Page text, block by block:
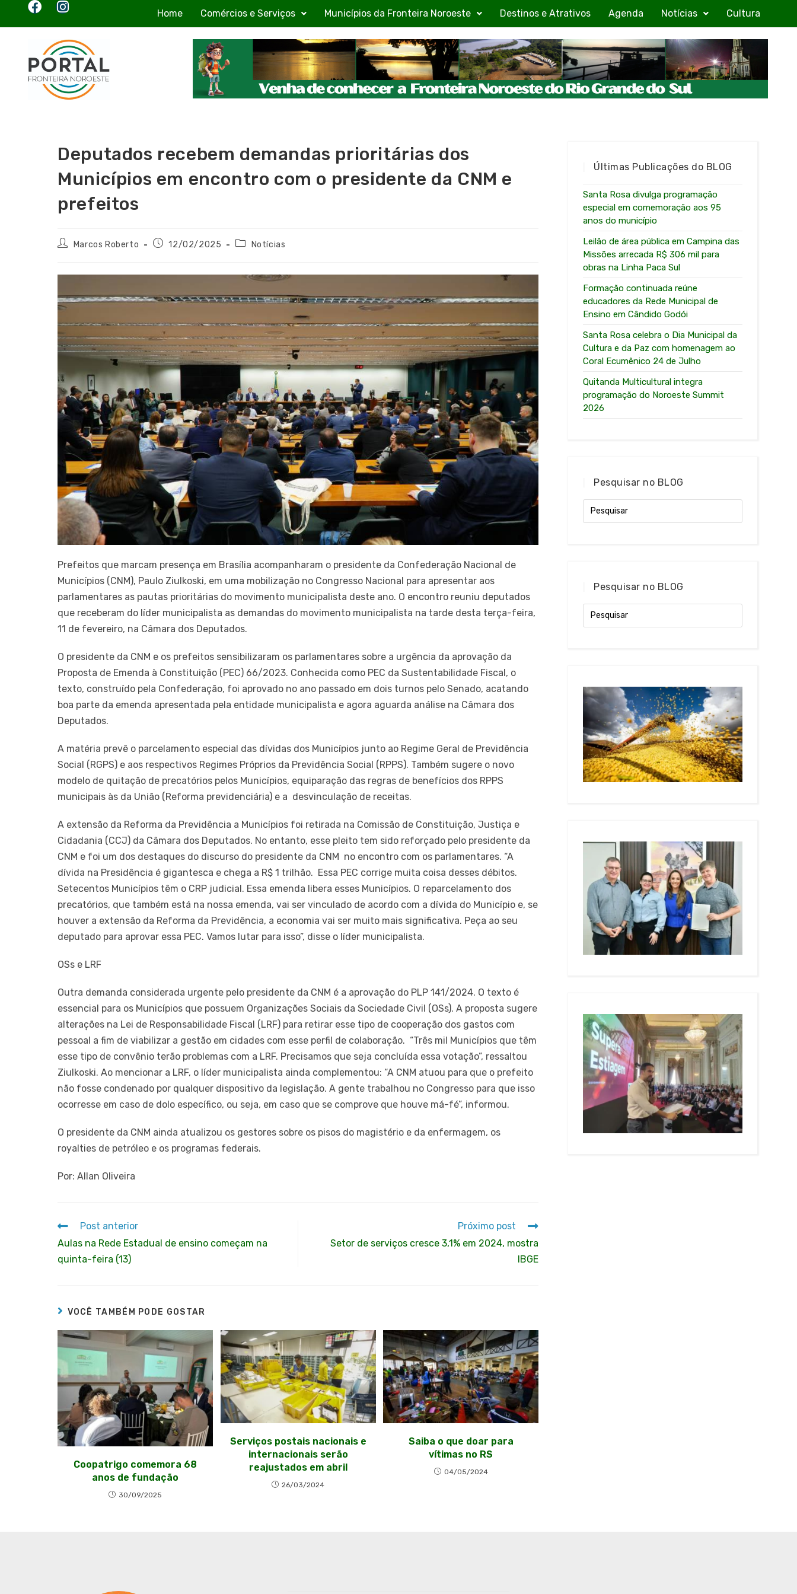
Home Comércios e Serviços Municípios da Fronteira Noroeste Destinos e Atrativos Agenda Notícias Cultura
Deputados recebem demandas prioritárias dos
Municípios em encontro com o presidente da CNM e
prefeitos
Marcos Roberto 12/02/2025 Notícias
Prefeitos que marcam presença em Brasília acompanharam o presidente da Confederação Nacional de
Municípios (CNM), Paulo Ziulkoski, em uma mobilização no Congresso Nacional para apresentar aos
parlamentares as pautas prioritárias do movimento municipalista deste ano. O encontro reuniu deputados
que receberam do líder municipalista as demandas do movimento municipalista na tarde desta terça-feira,
11 de fevereiro, na Câmara dos Deputados.
O presidente da CNM e os prefeitos sensibilizaram os parlamentares sobre a urgência da aprovação da
Proposta de Emenda à Constituição (PEC) 66/2023. Conhecida como PEC da Sustentabilidade Fiscal, o
texto, construído pela Confederação, foi aprovado no ano passado em dois turnos pelo Senado, acatando
boa parte da emenda apresentada pela entidade municipalista e agora aguarda análise na Câmara dos
Deputados.
A matéria prevê o parcelamento especial das dívidas dos Municípios junto ao Regime Geral de Previdência
Social (RGPS) e aos respectivos Regimes Próprios da Previdência Social (RPPS). Também sugere o novo
modelo de quitação de precatórios pelos Municípios, equiparação das regras de benefícios dos RPPS
municipais às da União (Reforma previdenciária) e a desvinculação de receitas.
A extensão da Reforma da Previdência a Municípios foi retirada na Comissão de Constituição, Justiça e
Cidadania (CCJ) da Câmara dos Deputados. No entanto, esse pleito tem sido reforçado pelo presidente da
CNM e foi um dos destaques do discurso do presidente da CNM no encontro com os parlamentares. “A
dívida na Presidência é gigantesca e chega a R$ 1 trilhão. Essa PEC corrige muita coisa desses débitos.
Setecentos Municípios têm o CRP judicial. Essa emenda libera esses Municípios. O reparcelamento dos
precatórios, que também está na nossa emenda, vai ser vinculado de acordo com a dívida do Município e, se
houver a extensão da Reforma da Previdência, a economia vai ser muito mais significativa. Peça ao seu
deputado para aprovar essa PEC. Vamos lutar para isso”, disse o líder municipalista.
OSs e LRF
Outra demanda considerada urgente pelo presidente da CNM é a aprovação do PLP 141/2024. O texto é
essencial para os Municípios que possuem Organizações Sociais da Sociedade Civil (OSs). A proposta sugere
alterações na Lei de Responsabilidade Fiscal (LRF) para retirar esse tipo de cooperação dos gastos com
pessoal a fim de viabilizar a gestão em cidades com esse perfil de colaboração. “Três mil Municípios que têm
esse tipo de convênio terão problemas com a LRF. Precisamos que seja concluída essa votação”, ressaltou
Ziulkoski. Ao mencionar a LRF, o líder municipalista ainda complementou: “A CNM atuou para que o prefeito
não fosse condenado por qualquer dispositivo da legislação. A gente trabalhou no Congresso para que isso
ocorresse em caso de dolo específico, ou seja, em caso que se comprove que houve má-fé”, informou.
O presidente da CNM ainda atualizou os gestores sobre os pisos do magistério e da enfermagem, os
royalties de petróleo e os programas federais.
Por: Allan Oliveira
Post anterior
Aulas na Rede Estadual de ensino começam na
quinta-feira (13)
Próximo post
Setor de serviços cresce 3,1% em 2024, mostra
IBGE
VOCÊ TAMBÉM PODE GOSTAR
Coopatrigo comemora 68
anos de fundação
30/09/2025
Serviços postais nacionais e
internacionais serão
reajustados em abril
26/03/2024
Saiba o que doar para
vítimas no RS
04/05/2024
Últimas Publicações do BLOG
Santa Rosa divulga programação
especial em comemoração aos 95
anos do município
Leilão de área pública em Campina das
Missões arrecada R$ 306 mil para
obras na Linha Paca Sul
Formação continuada reúne
educadores da Rede Municipal de
Ensino em Cândido Godói
Santa Rosa celebra o Dia Municipal da
Cultura e da Paz com homenagem ao
Coral Ecumênico 24 de Julho
Quitanda Multicultural integra
programação do Noroeste Summit
2026
Pesquisar no BLOG
Pesquisar no BLOG